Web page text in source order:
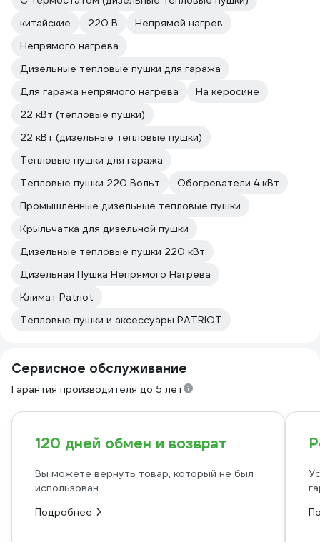
китайские
220 В
Непрямой нагрев
Непрямого нагрева
Дизельные тепловые пушки для гаража
Для гаража непрямого нагрева
На керосине
22 кВт (тепловые пушки)
22 кВт (дизельные тепловые пушки)
Тепловые пушки для гаража
Тепловые пушки 220 Вольт
Обогреватели 4 кВт
Промышленные дизельные тепловые пушки
Крыльчатка для дизельной пушки
Дизельные тепловые пушки 220 кВт
Дизельная Пушка Непрямого Нагрева
Климат Patriot
Тепловые пушки и аксессуары PATRIOT
Сервисное обслуживание
Гарантия производителя до 5 лет
120 дней обмен и возврат
Вы можете вернуть товар, который не был
использован
Подробнее